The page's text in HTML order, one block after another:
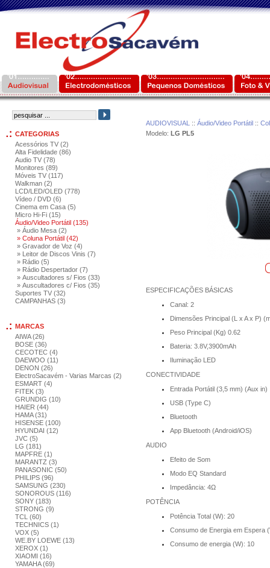
CATEGORIAS
Acessórios TV (2)
Alta Fidelidade (86)
Audio TV (78)
Monitores (89)
Móveis TV (117)
Walkman (2)
LCD/LED/OLED (778)
Vídeo / DVD (6)
Cinema em Casa (5)
Micro Hi-Fi (15)
Áudio/Video Portátil (135)
» Áudio Mesa (2)
» Coluna Portátil (42)
» Gravador de Voz (4)
» Leitor de Discos Vinis (7)
» Rádio (5)
» Rádio Despertador (7)
» Auscultadores s/ Fios (33)
» Auscultadores c/ Fios (35)
Suportes TV (32)
CAMPANHAS (3)
MARCAS
AIWA (26)
BOSE (36)
CECOTEC (4)
DAEWOO (11)
DENON (26)
ElectroSacavém - Varias Marcas (2)
ESMART (4)
FITEK (3)
GRUNDIG (10)
HAIER (44)
HAMA (31)
HISENSE (100)
HYUNDAI (12)
JVC (5)
LG (181)
MAPFRE (1)
MARANTZ (3)
PANASONIC (50)
PHILIPS (96)
SAMSUNG (230)
SONOROUS (116)
SONY (183)
STRONG (9)
TCL (60)
TECHNICS (1)
VOX (5)
WE.BY LOEWE (13)
XEROX (1)
XIAOMI (16)
YAMAHA (69)
AUDIOVISUAL :: Áudio/Video Portátil::
Modelo: LG PL5
ESPECIFICAÇÕES BÁSICAS
Canal: 2
Dimensões Principal (L x A x P)
Peso Principal (Kg) 0.62
Bateria: 3.8V,3900mAh
Iluminação LED
CONECTIVIDADE
Entrada Portátil (3,5 mm) (Aux in)
USB (Type C)
Bluetooth
App Bluetooth (Android/iOS)
AUDIO
Efeito de Som
Modo EQ Standard
Impedância: 4Ω
POTÊNCIA
Potência Total (W): 20
Consumo de Energia em Espera
Consumo de energia (W): 10